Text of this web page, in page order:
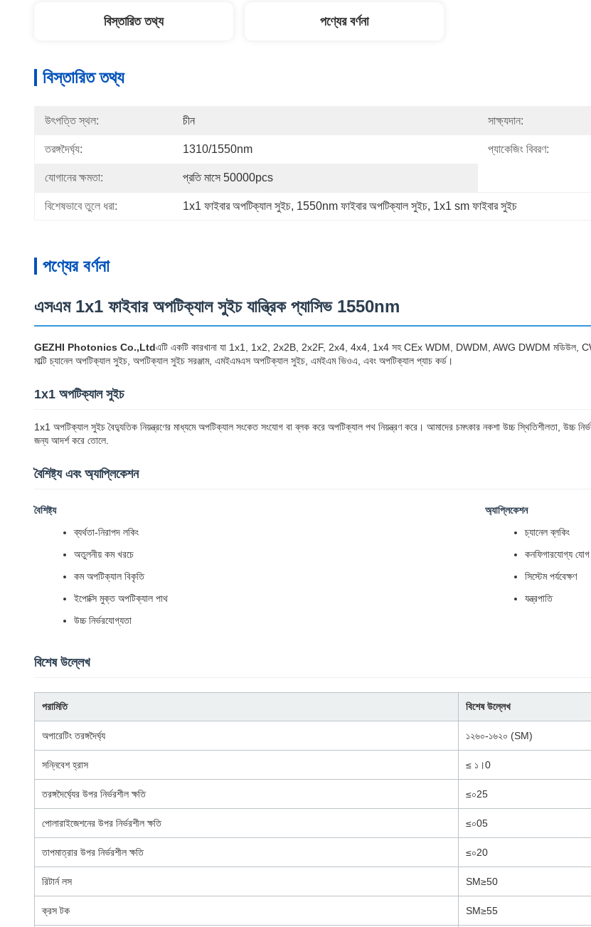
বিস্তারিত তথ্য পণ্যের বর্ণনা
বিস্তারিত তথ্য
উৎপত্তি স্থল: চীন সাক্ষ্যদান:
তরঙ্গদৈর্ঘ্য: 1310/1550nm প্যাকেজিং বিবরণ:
যোগানের ক্ষমতা: প্রতি মাসে 50000pcs
বিশেষভাবে তুলে ধরা: 1x1 ফাইবার অপটিক্যাল সুইচ, 1550nm ফাইবার অপটিক্যাল সুইচ, 1x1 sm ফাইবার সুইচ
পণ্যের বর্ণনা
এসএম 1x1 ফাইবার অপটিক্যাল সুইচ যান্ত্রিক প্যাসিভ 1550nm
GEZHI Photonics Co.,Ltdএটি একটি কারখানা যা 1x1, 1x2, 2x2B, 2x2F, 2x4, 4x4, 1x4 সহ CEx WDM, DWDM, AWG DWDM মডিউল,
মাল্টি চ্যানেল অপটিক্যাল সুইচ, অপটিক্যাল সুইচ সরঞ্জাম, এমইএমএস অপটিক্যাল সুইচ, এমইএম ভিওএ, এবং অপটিক্যাল প্যাচ কর্ড।
1x1 অপটিক্যাল সুইচ
1x1 অপটিক্যাল সুইচ বৈদ্যুতিক নিয়ন্ত্রণের মাধ্যমে অপটিক্যাল সংকেত সংযোগ বা ব্লক করে অপটিক্যাল পথ নিয়ন্ত্রণ করে। আমাদের চমৎকার নকশা উচ্চ স্থিতিশীলতা, উচ্চ
জন্য আদর্শ করে তোলে.
বৈশিষ্ট্য এবং অ্যাপ্লিকেশন
বৈশিষ্ট্য
ব্যর্থতা-নিরাপদ লকিং
অতুলনীয় কম খরচে
কম অপটিক্যাল বিকৃতি
ইপোক্সি মুক্ত অপটিক্যাল পাথ
উচ্চ নির্ভরযোগ্যতা
অ্যাপ্লিকেশন
চ্যানেল ব্লকিং
কনফিগারযোগ্য
সিস্টেম পর্যবেক্ষণ
যন্ত্রপাতি
বিশেষ উল্লেখ
পরামিতি বিশেষ উল্লেখ
অপারেটিং তরঙ্গদৈর্ঘ্য ১২৬০-১৬২০ (SM)
সন্নিবেশ হ্রাস ≤ ১।0
তরঙ্গদৈর্ঘ্যের উপর নির্ভরশীল ক্ষতি ≤০25
পোলারাইজেশনের উপর নির্ভরশীল ক্ষতি ≤০05
তাপমাত্রার উপর নির্ভরশীল ক্ষতি ≤০20
রিটার্ন লস SM≥50
ক্রস টক SM≥55